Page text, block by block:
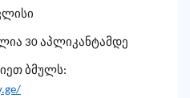
30 აპლიკანტამდე
ბმულს: